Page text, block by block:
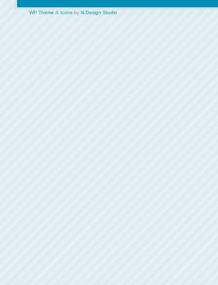
WP Theme & Icons by N.Design Studio